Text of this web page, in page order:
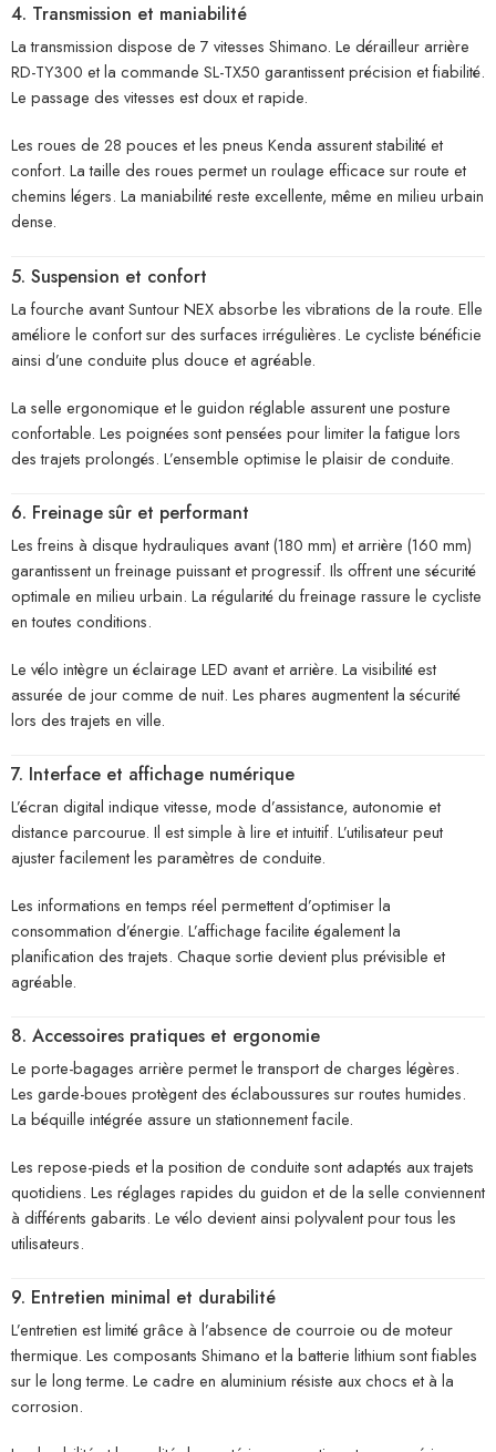
4. Transmission et maniabilité
La transmission dispose de 7 vitesses Shimano. Le dérailleur arrière
RD-TY300 et la commande SL-TX50 garantissent précision et fiabilité.
Le passage des vitesses est doux et rapide.
Les roues de 28 pouces et les pneus Kenda assurent stabilité et
confort. La taille des roues permet un roulage efficace sur route et
chemins légers. La maniabilité reste excellente, même en milieu urbain
dense.
5. Suspension et confort
La fourche avant Suntour NEX absorbe les vibrations de la route. Elle
améliore le confort sur des surfaces irrégulières. Le cycliste bénéficie
ainsi d’une conduite plus douce et agréable.
La selle ergonomique et le guidon réglable assurent une posture
confortable. Les poignées sont pensées pour limiter la fatigue lors
des trajets prolongés. L’ensemble optimise le plaisir de conduite.
6. Freinage sûr et performant
Les freins à disque hydrauliques avant (180 mm) et arrière (160 mm)
garantissent un freinage puissant et progressif. Ils offrent une sécurité
optimale en milieu urbain. La régularité du freinage rassure le cycliste
en toutes conditions.
Le vélo intègre un éclairage LED avant et arrière. La visibilité est
assurée de jour comme de nuit. Les phares augmentent la sécurité
lors des trajets en ville.
7. Interface et affichage numérique
L’écran digital indique vitesse, mode d’assistance, autonomie et
distance parcourue. Il est simple à lire et intuitif. L’utilisateur peut
ajuster facilement les paramètres de conduite.
Les informations en temps réel permettent d’optimiser la
consommation d’énergie. L’affichage facilite également la
planification des trajets. Chaque sortie devient plus prévisible et
agréable.
8. Accessoires pratiques et ergonomie
Le porte-bagages arrière permet le transport de charges légères.
Les garde-boues protègent des éclaboussures sur routes humides.
La béquille intégrée assure un stationnement facile.
Les repose-pieds et la position de conduite sont adaptés aux trajets
quotidiens. Les réglages rapides du guidon et de la selle conviennent
à différents gabarits. Le vélo devient ainsi polyvalent pour tous les
utilisateurs.
9. Entretien minimal et durabilité
L’entretien est limité grâce à l’absence de courroie ou de moteur
thermique. Les composants Shimano et la batterie lithium sont fiables
sur le long terme. Le cadre en aluminium résiste aux chocs et à la
corrosion.